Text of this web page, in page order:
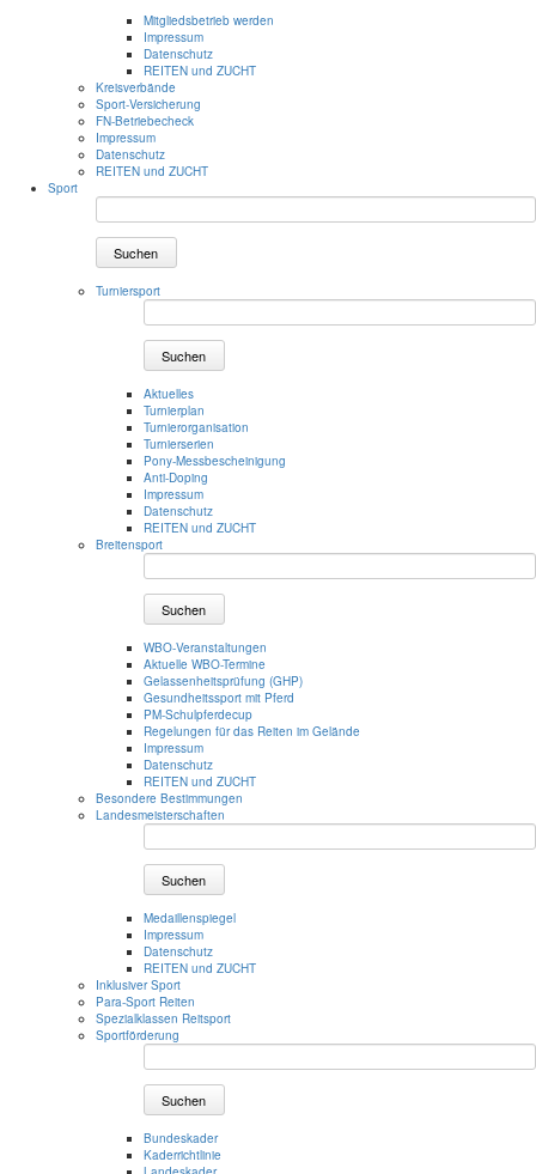
Mitgliedsbetrieb werden
Impressum
Datenschutz
REITEN und ZUCHT
Kreisverbände
Sport-Versicherung
FN-Betriebecheck
Impressum
Datenschutz
REITEN und ZUCHT
Sport
Suchen
Turniersport
Suchen
Aktuelles
Turnierplan
Turnierorganisation
Turnierserien
Pony-Messbescheinigung
Anti-Doping
Impressum
Datenschutz
REITEN und ZUCHT
Breitensport
Suchen
WBO-Veranstaltungen
Aktuelle WBO-Termine
Gelassenheitsprüfung (GHP)
Gesundheitssport mit Pferd
PM-Schulpferdecup
Regelungen für das Reiten im Gelände
Impressum
Datenschutz
REITEN und ZUCHT
Besondere Bestimmungen
Landesmeisterschaften
Suchen
Medaillenspiegel
Impressum
Datenschutz
REITEN und ZUCHT
Inklusiver Sport
Para-Sport Reiten
Spezialklassen Reitsport
Sportförderung
Suchen
Bundeskader
Kaderrichtlinie